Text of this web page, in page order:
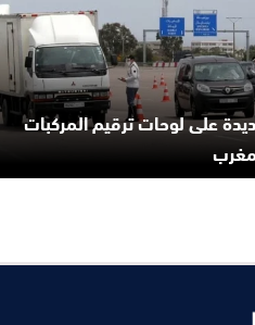
على لوحات ترقيم المركبات